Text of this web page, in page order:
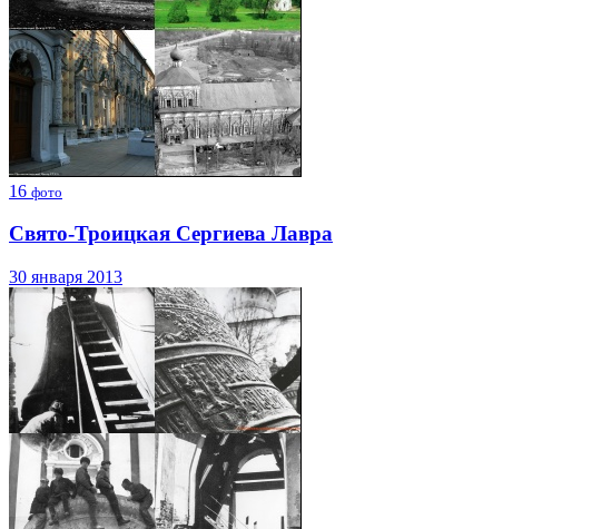
16 фото
Свято-Троицкая Сергиева Лавра
30 января 2013